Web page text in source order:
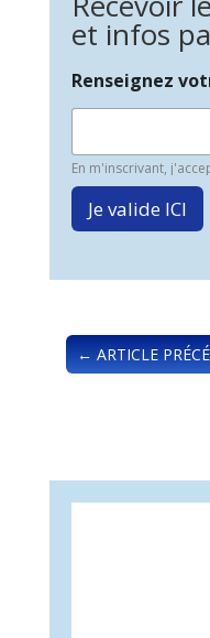
et infos
Renseignez
En m'inscrivant,
Je valide ICI
← ARTICLE